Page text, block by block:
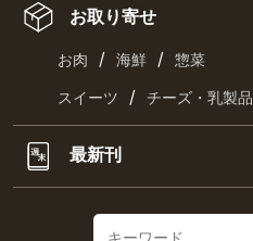
お取り寄せ
お肉 / 海鮮 / 惣菜
スイーツ / チーズ・乳製品
最新刊